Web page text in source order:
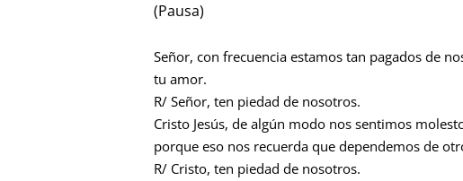
(Pausa)
Señor, con frecuencia estamos tan pagados de
tu amor.
R/ Señor, ten piedad de nosotros.
Cristo Jesús, de algún modo nos sentimos
porque eso nos recuerda que dependemos de
R/ Cristo, ten piedad de nosotros.